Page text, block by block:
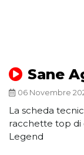
Sane
06 Novembre
La scheda
racchette top di
Legend